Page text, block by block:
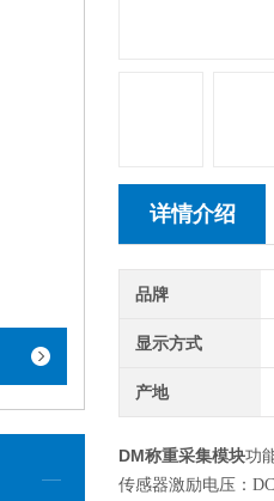
详情介绍
品牌
显示方式
产地
DM称重采集模块功
传感器激励电压：